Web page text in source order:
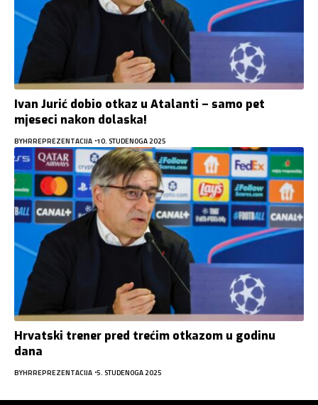
Ivan Jurić dobio otkaz u Atalanti – samo pet
mjeseci nakon dolaska!
BYHRREPREZENTACIJA 10. STUDENOGA 2025
Hrvatski trener pred trećim otkazom u godinu
dana
BYHRREPREZENTACIJA 5. STUDENOGA 2025